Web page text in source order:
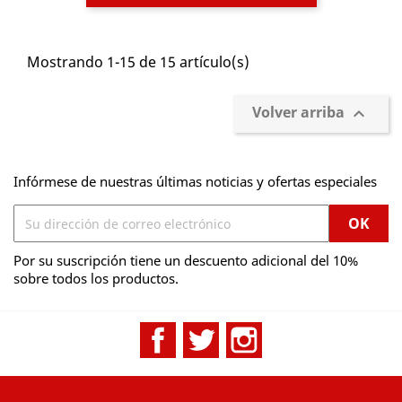
Mostrando 1-15 de 15 artículo(s)
Volver arriba 
Infórmese de nuestras últimas noticias y ofertas especiales
Por su suscripción tiene un descuento adicional del 10%
sobre todos los productos.
FacebookTwitter